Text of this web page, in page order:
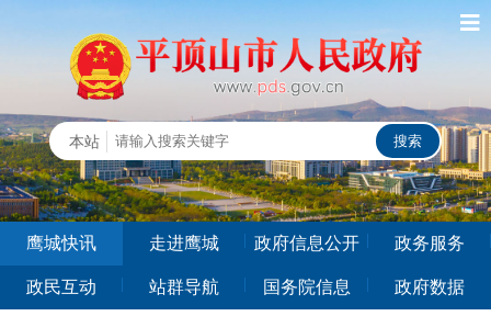
鹰城快讯 走进鹰城 政府信息公开 政务服务
政民互动 站群导航 国务院信息 政府数据